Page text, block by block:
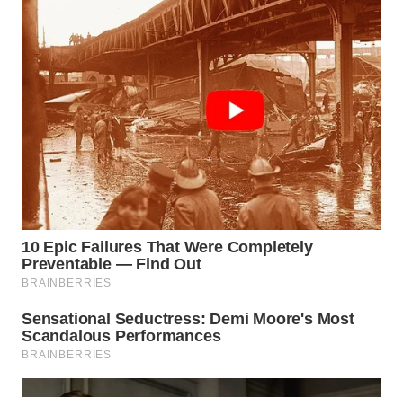
Wahana
Media
Group
WAHANA
NEWS
WAHANA
TANI
WAHANA
ADVOKAT
WAHANA
WAHANA